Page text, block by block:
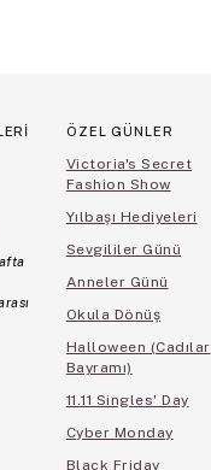
ÖZEL GÜNLER
Victoria's Secret
Fashion Show
Yılbaşı Hediyeleri
Sevgililer Günü
Anneler Günü
Okula Dönüş
Halloween (Cadılar
Bayramı)
11.11 Singles' Day
Cyber Monday
Black Friday